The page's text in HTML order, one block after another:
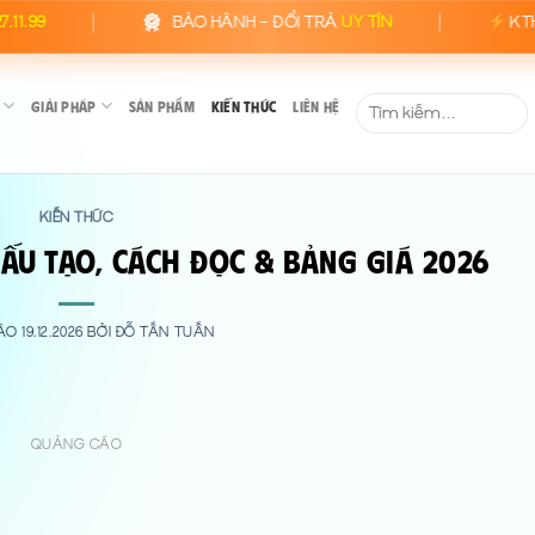
BẢO HÀNH – ĐỔI TRẢUY TÍN KTH
GIẢI PHÁP SẢN PHẨM KIẾN THỨC LIÊN HỆ
Tìm
KIẾN THỨC
Tạo, Cách Đọc & Bảng Giá 2026
19.12.2026 BỞI ĐỖ TẤN TUẤN
QUẢNG CÁO